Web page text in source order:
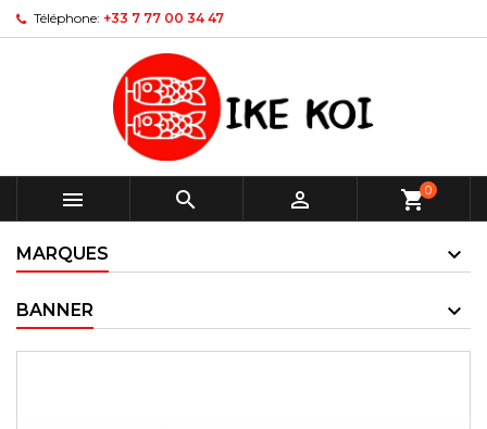
Téléphone: +33 7 77 00 34 47
   shopping_cart0
MARQUES
BANNER